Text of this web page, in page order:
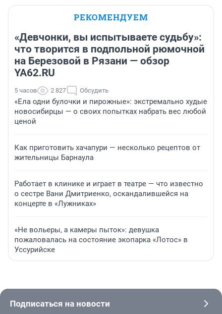
РЕКОМЕНДУЕМ
«Девчонки, вы испытываете судьбу»:
что творится в подпольной рюмочной
на Березовой в Рязани — обзор
YA62.RU
5 часов 2 827 Обсудить
«Ела одни булочки и пирожные»: экстремально худые
новосибирцы — о своих попытках набрать вес любой
ценой
Как приготовить хачапури — несколько рецептов от
жительницы Барнаула
Работает в клинике и играет в театре — что известно
о сестре Вани Дмитриенко, оскандалившейся на
концерте в «Лужниках»
«Не вольеры, а камеры пыток»: девушка
пожаловалась на состояние экопарка «Лотос» в
Уссурийске
Подписаться на новости